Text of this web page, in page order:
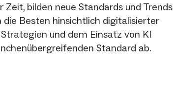
bilden neue Standards und Trends
die Besten hinsichtlich digitalisierter
und dem Einsatz von KI
Standard ab.